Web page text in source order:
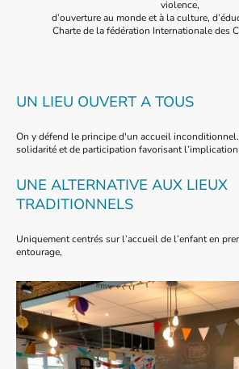
violence,
d’ouverture au monde et à la culture,
Charte de la fédération Internationale des
UN LIEU OUVERT A TOUS
On y défend le principe d'un accueil
solidarité et de participation favorisant
UNE ALTERNATIVE AUX LIEUX
TRADITIONNELS
Uniquement centrés sur l’accueil de l’enfant en
entourage,